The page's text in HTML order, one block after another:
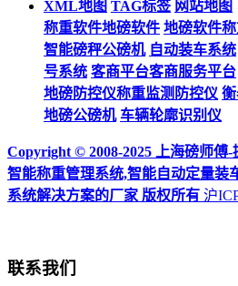
XML地图 TAG标签 网站地图
称重软件地磅软件 地磅软件
智能磅秤公磅机 自动装车系统
号系统 客商平台客商服务平台
地磅防控仪称重监测防控仪
地磅公磅机 车辆轮廓识别仪
Copyright © 2008-2025 上海磅师傅
智能称重管理系统,智能自动定量装
系统解决方案的厂家 版权所有 沪
联系我们